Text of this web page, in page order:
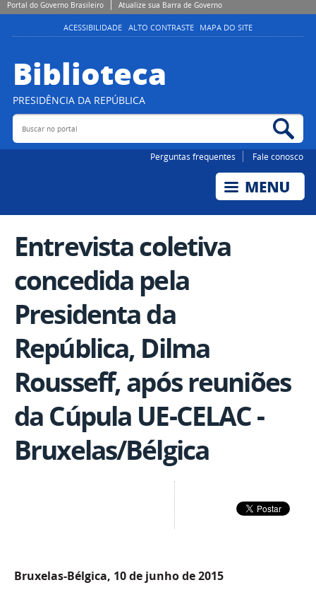
Portal do Governo Brasileiro Atualize sua Barra de Governo
ACESSIBILIDADE ALTO CONTRASTE MAPA DO SITE
Biblioteca
PRESIDÊNCIA DA REPÚBLICA
Buscar no portal
Perguntas frequentes Fale conosco
Entrevista coletiva
concedida pela
Presidenta da
República, Dilma
Rousseff, após reuniões
da Cúpula UE-CELAC -
Bruxelas/Bélgica
Bruxelas-Bélgica, 10 de junho de 2015